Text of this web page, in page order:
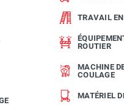
TRAVAIL
ROUTIER
MACHINE
COULAGE
MATÉRIEL